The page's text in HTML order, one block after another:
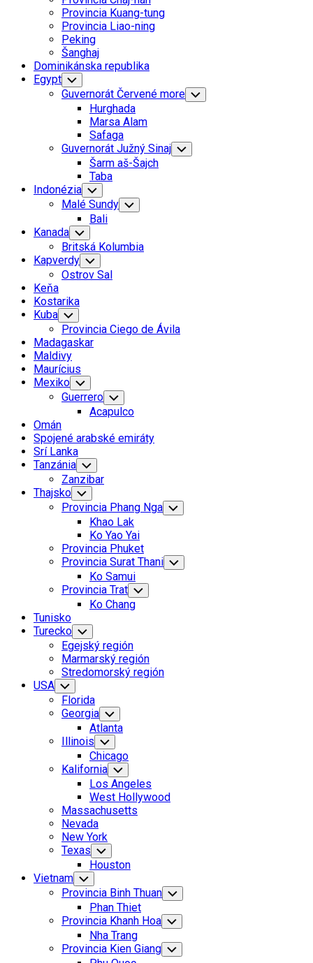
Menu
Provincia Kuang-tung
Provincia Liao-ning
Peking
Šanghaj
Dominikánska republika
Egypt Toggle
Child
Menu
Guvernorát Červené more Toggle
Child
Hurghada
Marsa Alam
Safaga
Guvernorát Južný Sinaj Toggle
Child
Šarm aš-Šajch
Taba
Indonézia Toggle
Child
Menu
Malé Sundy Toggle
Child
Bali
Kanada Toggle
Child
Menu
Britská Kolumbia
Kapverdy Toggle
Child
Menu
Ostrov Sal
Keňa
Kostarika
Kuba Toggle
Child
Menu
Provincia Ciego de Ávila
Madagaskar
Maldivy
Maurícius
Mexiko Toggle
Child
Menu
Guerrero Toggle
Child
Menu
Acapulco
Omán
Spojené arabské emiráty
Srí Lanka
Tanzánia Toggle
Child
Menu
Zanzibar
Thajsko Toggle
Child
Menu
Provincia Phang Nga Toggle
Child
Khao Lak
Ko Yao Yai
Provincia Phuket
Provincia Surat Thani Toggle
Child
Ko Samui
Provincia Trat Toggle
Child
Menu
Ko Chang
Tunisko
Turecko Toggle
Child
Menu
Egejský región
Marmarský región
Stredomorský región
USA Toggle
Child
Menu
Florida
Georgia Toggle
Child
Menu
Atlanta
Illinois Toggle
Child
Menu
Chicago
Kalifornia Toggle
Child
Menu
Los Angeles
West Hollywood
Massachusetts
Nevada
New York
Texas Toggle
Child
Menu
Houston
Vietnam Toggle
Child
Menu
Provincia Binh Thuan Toggle
Child
Menu
Phan Thiet
Provincia Khanh Hoa Toggle
Child
Menu
Nha Trang
Provincia Kien Giang Toggle
Child